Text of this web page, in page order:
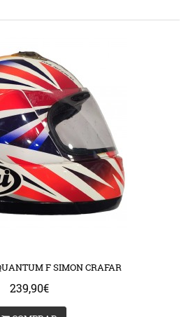
F SIMON CRAFAR
239,90€